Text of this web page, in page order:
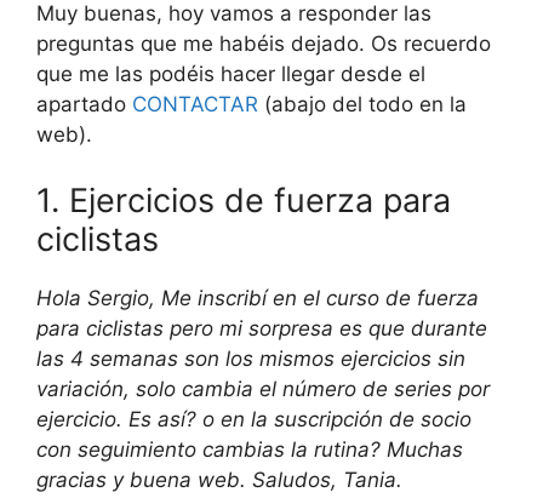
Muy buenas, hoy vamos a responder las
preguntas que me habéis dejado. Os recuerdo
que me las podéis hacer llegar desde el
apartado CONTACTAR (abajo del todo en la
web).
1. Ejercicios de fuerza para
ciclistas
Hola Sergio, Me inscribí en el curso de fuerza
para ciclistas pero mi sorpresa es que durante
las 4 semanas son los mismos ejercicios sin
variación, solo cambia el número de series por
ejercicio. Es así? o en la suscripción de socio
con seguimiento cambias la rutina? Muchas
gracias y buena web. Saludos, Tania.